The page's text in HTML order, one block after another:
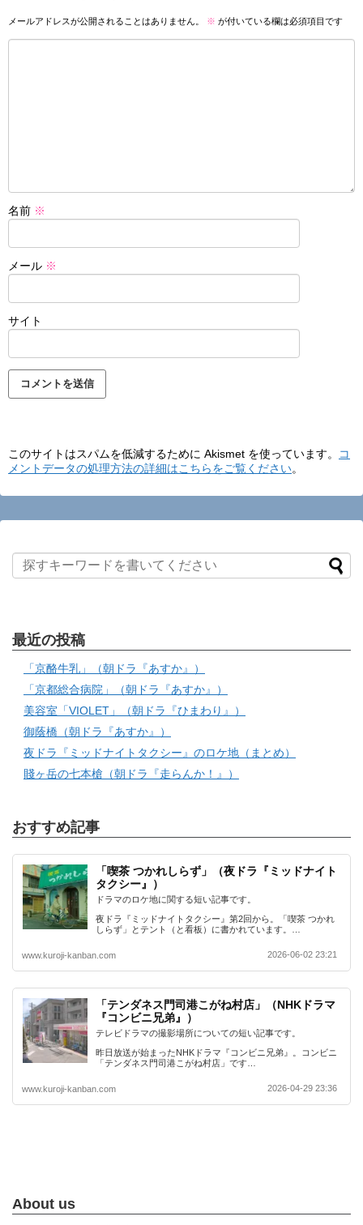
メールアドレスが公開されることはありません。 ※ が付いている欄は必須項目です
名前 ※
メール ※
サイト
このサイトはスパムを低減するために Akismet を使っています。
コ
メントデータの処理方法の詳細はこちらをご覧ください。
最近の投稿
「京酪牛乳」（朝ドラ『あすか』）
「京都総合病院」（朝ドラ『あすか』）
美容室「VIOLET」（朝ドラ『ひまわり』）
御蔭橋（朝ドラ『あすか』）
夜ドラ『ミッドナイトタクシー』のロケ地（まとめ）
賤ヶ岳の七本槍（朝ドラ『走らんか！』）
おすすめ記事
「喫茶 つかれしらず」（夜ドラ『ミッドナイト
タクシー』）
ドラマのロケ地に関する短い記事です。
夜ドラ『ミッドナイトタクシー』第2回から。「喫茶 つかれ
しらず」とテント（と看板）に書かれています。…
www.kuroji-kanban.com 2026-06-02 23:21
「テンダネス門司港こがね村店」（NHKドラマ
『コンビニ兄弟』）
テレビドラマの撮影場所についての短い記事です。
昨日放送が始まったNHKドラマ『コンビニ兄弟』。コンビニ
「テンダネス門司港こがね村店」です…
www.kuroji-kanban.com 2026-04-29 23:36
About us